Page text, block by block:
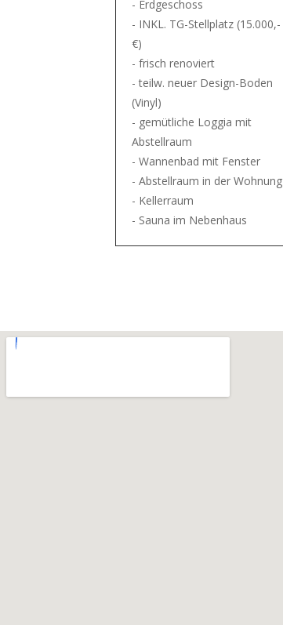
- Erdgeschoss
- INKL. TG-Stellplatz (15.000,-
€)
- frisch renoviert
- teilw. neuer Design-Boden
(Vinyl)
- gemütliche Loggia mit
Abstellraum
- Wannenbad mit Fenster
- Abstellraum in der Wohnung
- Kellerraum
- Sauna im Nebenhaus